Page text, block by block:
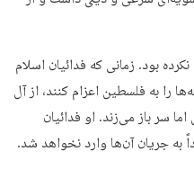
بود. زمانی که فدائیان اسلام
را به فلسطین اعزام کنند، از آل
سر باز می‌زند. او فدائیان
به جریان آن‌ها وارد نخواهد شد.